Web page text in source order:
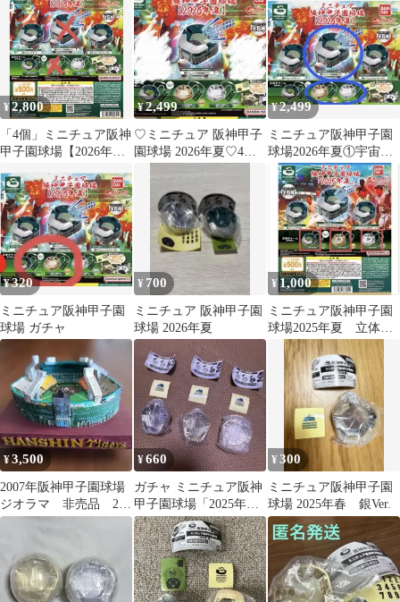
¥2,800
「4個」ミニチュア阪神
甲子園球場【2026年
¥2,499
♡ミニチュア 阪神甲子
園球場 2026年夏♡4種
¥2,499
ミニチュア阪神甲子園
球場2026年夏①宇宙戦
艦ヤマト⑤金ver.⑥銀
ver.
¥320
ミニチュア阪神甲子園
球場 ガチャ
¥ 700
ミニチュア 阪神甲子園
球場 2026年夏
¥1,000
ミニチュア阪神甲子園
球場2025年夏 立体チ
ャーム（音声なし） 5
個セット
¥3,500
2007年阪神甲子園球場
ジオラマ 非売品 2度
と観れないオレンジと
¥660
ガチャ ミニチュア阪神
甲子園球場「2025年
春」立体チャーム(音声
IC無し)3個
¥300
ミニチュア阪神甲子園
球場 2025年春 銀Ver.